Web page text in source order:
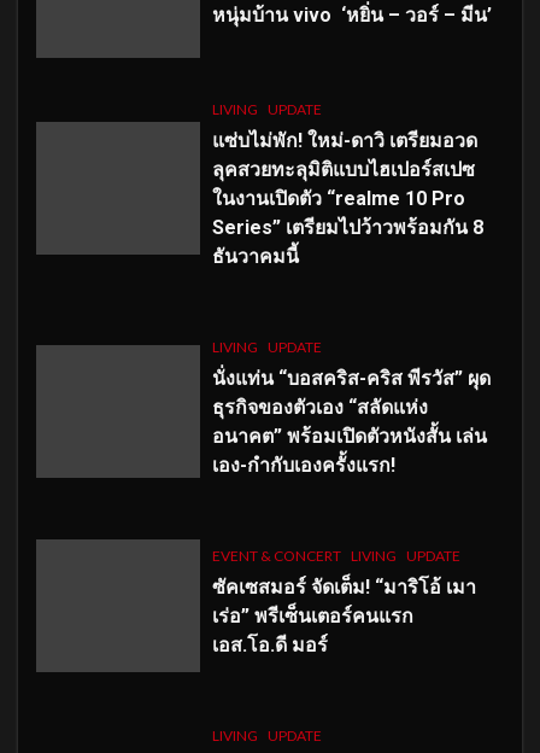
หนุ่มบ้าน vivo ‘หยิ่น – วอร์ – มีน’
LIVING UPDATE
แซ่บไม่พัก! ใหม่-ดาวิ เตรียมอวด
ลุคสวยทะลุมิติแบบไฮเปอร์สเปซ
ในงานเปิดตัว “realme 10 Pro
Series” เตรียมไปว้าวพร้อมกัน 8
ธันวาคมนี้
LIVING UPDATE
นั่งแท่น “บอสคริส-คริส พีรวัส” ผุด
ธุรกิจของตัวเอง “สลัดแห่ง
อนาคต” พร้อมเปิดตัวหนังสั้น เล่น
เอง-กำกับเองครั้งแรก!
EVENT & CONCERT LIVING UPDATE
ซัคเซสมอร์ จัดเต็ม! “มาริโอ้ เมา
เร่อ” พรีเซ็นเตอร์คนแรก
เอส.โอ.ดี มอร์
LIVING UPDATE